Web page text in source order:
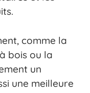
comme la
bois ou la
un
une meilleure